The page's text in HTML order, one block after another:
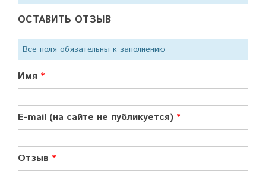
ОСТАВИТЬ ОТЗЫВ
Все поля обязательны к заполнению
Имя
E-mail (на сайте не публикуется)
Отзыв